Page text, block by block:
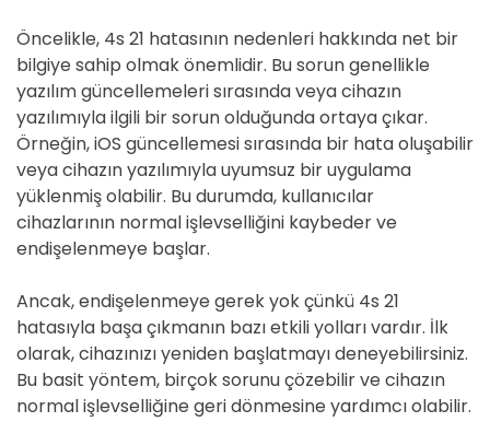
Öncelikle, 4s 21 hatasının nedenleri hakkında net bir
bilgiye sahip olmak önemlidir. Bu sorun genellikle
yazılım güncellemeleri sırasında veya cihazın
yazılımıyla ilgili bir sorun olduğunda ortaya çıkar.
Örneğin, iOS güncellemesi sırasında bir hata oluşabilir
veya cihazın yazılımıyla uyumsuz bir uygulama
yüklenmiş olabilir. Bu durumda, kullanıcılar
cihazlarının normal işlevselliğini kaybeder ve
endişelenmeye başlar.
Ancak, endişelenmeye gerek yok çünkü 4s 21
hatasıyla başa çıkmanın bazı etkili yolları vardır. İlk
olarak, cihazınızı yeniden başlatmayı deneyebilirsiniz.
Bu basit yöntem, birçok sorunu çözebilir ve cihazın
normal işlevselliğine geri dönmesine yardımcı olabilir.